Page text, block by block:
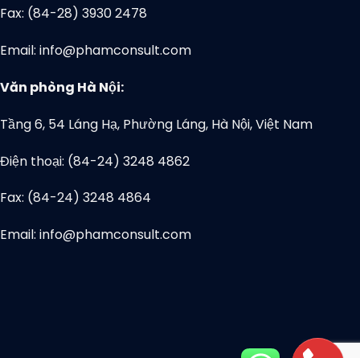
Fax: (84-28) 3930 2478
Email: info@phamconsult.com
Văn phòng Hà Nội:
Tầng 6, 54 Láng Hạ, Phường Láng, Hà Nội, Việt Nam
Điện thoại: (84-24) 3248 4862
Fax: (84-24) 3248 4864
Email: info@phamconsult.com